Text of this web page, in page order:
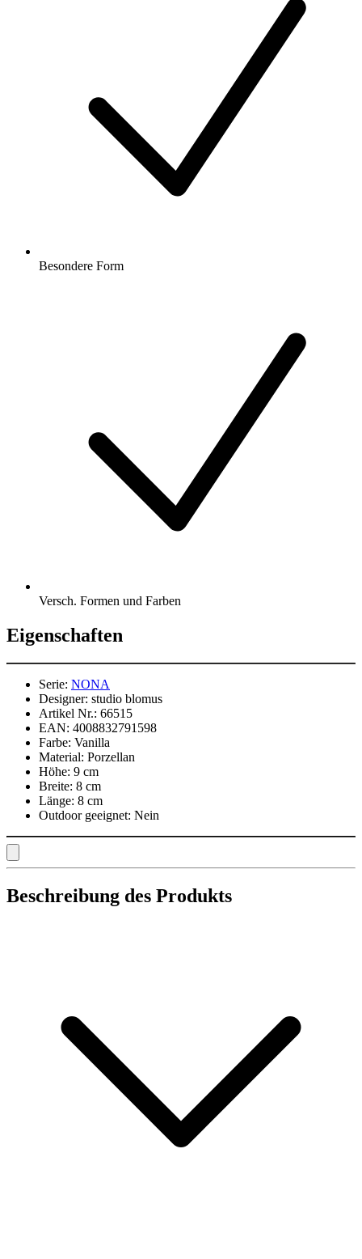
Besondere Form
Versch. Formen und Farben
Eigenschaften
Serie: NONA
Designer: studio blomus
Artikel Nr.: 66515
EAN: 4008832791598
Farbe: Vanilla
Material: Porzellan
Höhe: 9 cm
Breite: 8 cm
Länge: 8 cm
Outdoor geeignet: Nein
Beschreibung des Produkts